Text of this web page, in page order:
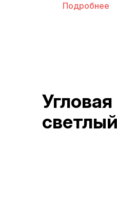
Подробнее
светлый